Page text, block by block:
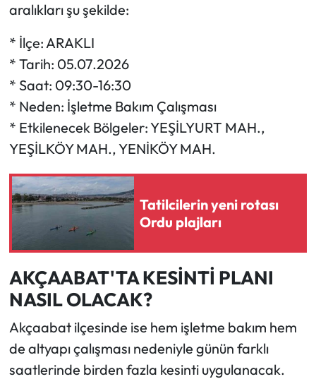
aralıkları şu şekilde:
* İlçe: ARAKLI
* Tarih: 05.07.2026
* Saat: 09:30-16:30
* Neden: İşletme Bakım Çalışması
* Etkilenecek Bölgeler: YEŞİLYURT MAH.,
YEŞİLKÖY MAH., YENİKÖY MAH.
Tatilcilerin yeni rotası
Ordu plajları
AKÇAABAT'TA KESİNTİ PLANI
NASIL OLACAK?
Akçaabat ilçesinde ise hem işletme bakım hem
de altyapı çalışması nedeniyle günün farklı
saatlerinde birden fazla kesinti uygulanacak.